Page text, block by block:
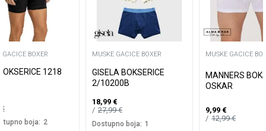
4
ovdje
GACICE BOXER
1218
€
boja: 2
MUSKE GACICE BOXER
GISELA BOKSERICE
2/10200B
18,99 €
27,99€
Dostupno boja: 1
MUSKE GACICE
MANNERS
OSKAR
9,99 €
12,99€